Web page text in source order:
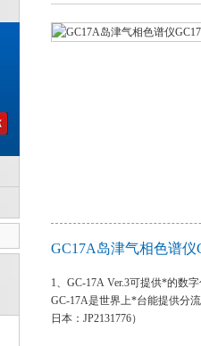
GC17A岛津气相色谱
1、GC-17A Ver.3可提供*的数
GC-17A是世界上*台能提供分
日本：JP2131776）